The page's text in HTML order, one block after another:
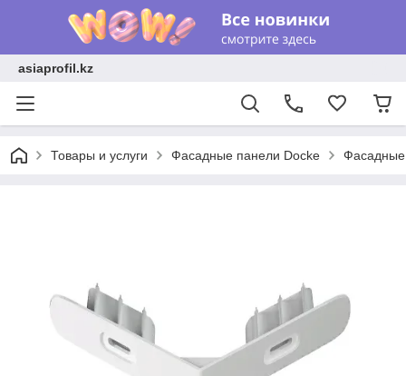
asiaprofil.kz
Товары и услуги Фасадные панели Docke Фасадные